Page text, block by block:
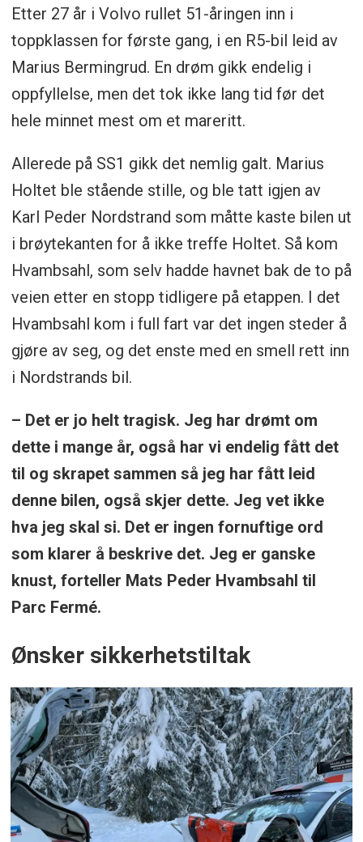
Etter 27 år i Volvo rullet 51-åringen inn i
toppklassen for første gang, i en R5-bil leid av
Marius Bermingrud. En drøm gikk endelig i
oppfyllelse, men det tok ikke lang tid før det
hele minnet mest om et mareritt.
Allerede på SS1 gikk det nemlig galt. Marius
Holtet ble stående stille, og ble tatt igjen av
Karl Peder Nordstrand som måtte kaste bilen ut
i brøytekanten for å ikke treffe Holtet. Så kom
Hvambsahl, som selv hadde havnet bak de to på
veien etter en stopp tidligere på etappen. I det
Hvambsahl kom i full fart var det ingen steder å
gjøre av seg, og det enste med en smell rett inn
i Nordstrands bil.
– Det er jo helt tragisk. Jeg har drømt om
dette i mange år, også har vi endelig fått det
til og skrapet sammen så jeg har fått leid
denne bilen, også skjer dette. Jeg vet ikke
hva jeg skal si. Det er ingen fornuftige ord
som klarer å beskrive det. Jeg er ganske
knust, forteller Mats Peder Hvambsahl til
Parc Fermé.
Ønsker sikkerhetstiltak